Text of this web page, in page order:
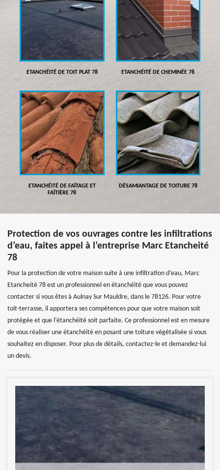
ETANCHÉITÉ DE TOIT PLAT 78 ETANCHÉITÉ DE CHEMINÉE 78
ETANCHÉITÉ DE FAÎTAGE ET
FAÎTIÈRE 78
DÉSAMIANTAGE DE TOITURE 78
Protection de vos ouvrages contre les infiltrations
d’eau, faites appel à l’entreprise Marc Etancheité
78
Pour la protection de votre maison suite à une infiltration d’eau, Marc
Etancheité 78 est un professionnel en étanchéité que vous pouvez
contacter si vous êtes à Aulnay Sur Mauldre, dans le 78126. Pour votre
toit-terrasse, il apportera ses compétences pour que votre maison soit
protégée et que l’étanchéité soit parfaite. Ce professionnel est en mesure
de vous réaliser une étanchéité en posant une toiture végétalisée si vous
souhaitez en disposer. Pour plus de détails, contactez-le et demandez-lui
un devis.